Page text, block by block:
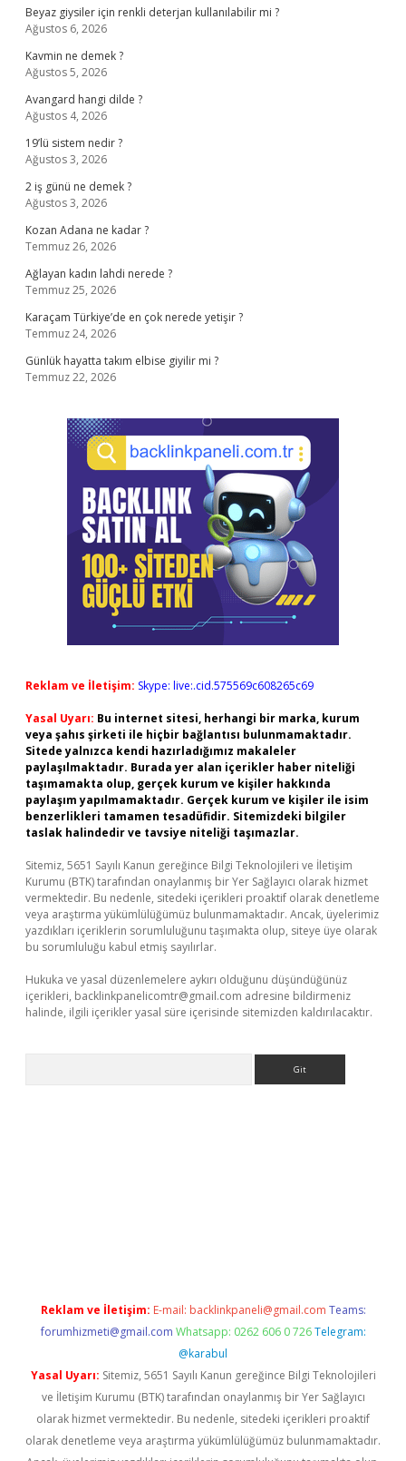
Beyaz giysiler için renkli deterjan kullanılabilir mi ?
Ağustos 6, 2026
Kavmin ne demek ?
Ağustos 5, 2026
Avangard hangi dilde ?
Ağustos 4, 2026
19’lü sistem nedir ?
Ağustos 3, 2026
2 iş günü ne demek ?
Ağustos 3, 2026
Kozan Adana ne kadar ?
Temmuz 26, 2026
Ağlayan kadın lahdi nerede ?
Temmuz 25, 2026
Karaçam Türkiye’de en çok nerede yetişir ?
Temmuz 24, 2026
Günlük hayatta takım elbise giyilir mi ?
Temmuz 22, 2026
Reklam ve İletişim: Skype: live:.cid.575569c608265c69
Yasal Uyarı: Bu internet sitesi, herhangi bir marka, kurum
veya şahıs şirketi ile hiçbir bağlantısı bulunmamaktadır.
Sitede yalnızca kendi hazırladığımız makaleler
paylaşılmaktadır. Burada yer alan içerikler haber niteliği
taşımamakta olup, gerçek kurum ve kişiler hakkında
paylaşım yapılmamaktadır. Gerçek kurum ve kişiler ile isim
benzerlikleri tamamen tesadüfidir. Sitemizdeki bilgiler
taslak halindedir ve tavsiye niteliği taşımazlar.
Sitemiz, 5651 Sayılı Kanun gereğince Bilgi Teknolojileri ve İletişim
Kurumu (BTK) tarafından onaylanmış bir Yer Sağlayıcı olarak hizmet
vermektedir. Bu nedenle, sitedeki içerikleri proaktif olarak denetleme
veya araştırma yükümlülüğümüz bulunmamaktadır. Ancak, üyelerimiz
yazdıkları içeriklerin sorumluluğunu taşımakta olup, siteye üye olarak
bu sorumluluğu kabul etmiş sayılırlar.
Hukuka ve yasal düzenlemelere aykırı olduğunu düşündüğünüz
içerikleri, backlinkpanelicomtr@gmail.com adresine bildirmeniz
halinde, ilgili içerikler yasal süre içerisinde sitemizden kaldırılacaktır.
Reklam ve İletişim: E-mail: backlinkpaneli@gmail.com Teams:
forumhizmeti@gmail.com Whatsapp: 0262 606 0 726 Telegram:
@karabul
Yasal Uyarı: Sitemiz, 5651 Sayılı Kanun gereğince Bilgi Teknolojileri
ve İletişim Kurumu (BTK) tarafından onaylanmış bir Yer Sağlayıcı
olarak hizmet vermektedir. Bu nedenle, sitedeki içerikleri proaktif
olarak denetleme veya araştırma yükümlülüğümüz bulunmamaktadır.